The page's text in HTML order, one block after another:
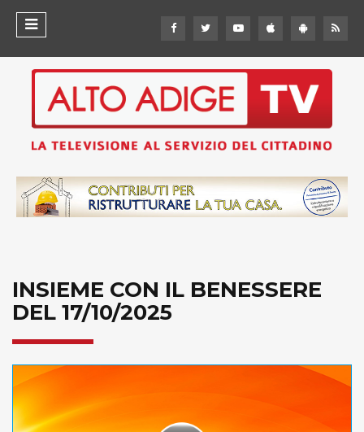
INSIEME CON IL BENESSERE
DEL 17/10/2025